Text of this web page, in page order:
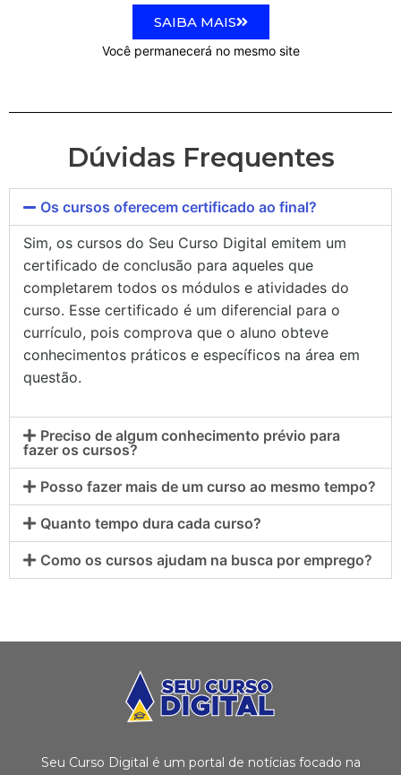
SAIBA MAIS
Você permanecerá no mesmo site
Dúvidas Frequentes
Os cursos oferecem certificado ao final?
Sim, os cursos do Seu Curso Digital emitem um
certificado de conclusão para aqueles que
completarem todos os módulos e atividades do
curso. Esse certificado é um diferencial para o
currículo, pois comprova que o aluno obteve
conhecimentos práticos e específicos na área em
questão.
Preciso de algum conhecimento prévio para
fazer os cursos?
Posso fazer mais de um curso ao mesmo tempo?
Quanto tempo dura cada curso?
Como os cursos ajudam na busca por emprego?
Seu Curso Digital é um portal de notícias focado na